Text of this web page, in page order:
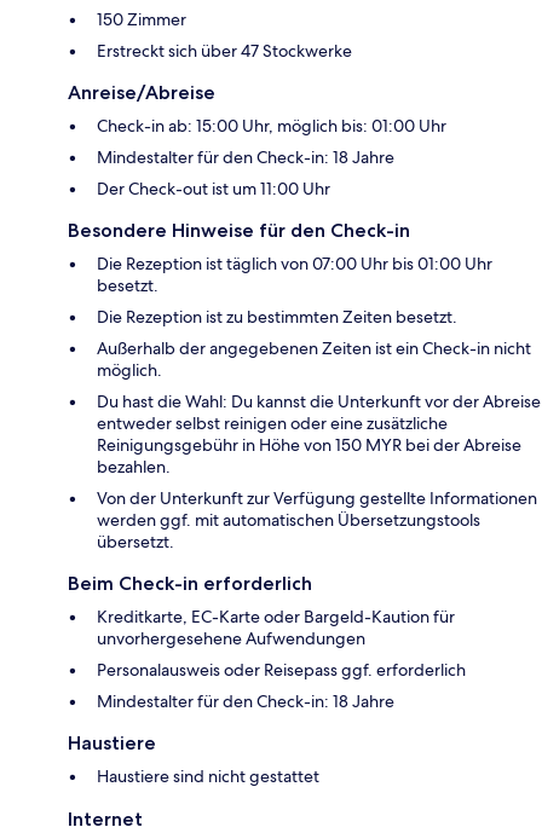
150 Zimmer
Erstreckt sich über 47 Stockwerke
Anreise/Abreise
Check-in ab: 15:00 Uhr, möglich bis: 01:00 Uhr
Mindestalter für den Check-in: 18 Jahre
Der Check-out ist um 11:00 Uhr
Besondere Hinweise für den Check-in
Die Rezeption ist täglich von 07:00 Uhr bis 01:00 Uhr
besetzt.
Die Rezeption ist zu bestimmten Zeiten besetzt.
Außerhalb der angegebenen Zeiten ist ein Check-in nicht
möglich.
Du hast die Wahl: Du kannst die Unterkunft vor der Abreise
entweder selbst reinigen oder eine zusätzliche
Reinigungsgebühr in Höhe von 150 MYR bei der Abreise
bezahlen.
Von der Unterkunft zur Verfügung gestellte Informationen
werden ggf. mit automatischen Übersetzungstools
übersetzt.
Beim Check-in erforderlich
Kreditkarte, EC-Karte oder Bargeld-Kaution für
unvorhergesehene Aufwendungen
Personalausweis oder Reisepass ggf. erforderlich
Mindestalter für den Check-in: 18 Jahre
Haustiere
Haustiere sind nicht gestattet
Internet